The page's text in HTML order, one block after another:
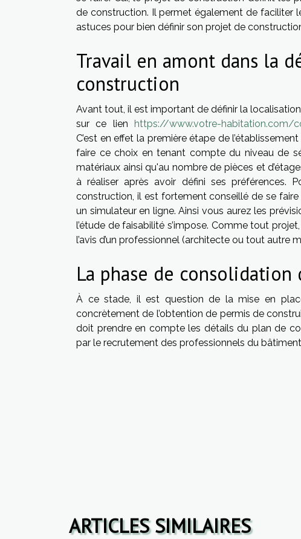
de construction. Il permet également de faciliter
astuces pour bien définir son projet de
Travail en amont dans la
construction
Avant tout, il est important de définir la
sur ce lien https://www.votre-habitation.com/
C’est en effet la première étape de
faire ce choix en tenant compte du niveau de
matériaux ainsi qu'au nombre de pièces et
à réaliser après avoir défini ses préférences.
construction, il est fortement conseillé de se
un simulateur en ligne. Ainsi vous aurez les
l’étude de faisabilité s’impose. Comme tout
l’avis d’un professionnel (architecte ou tout autre
La phase de
À ce stade, il est question de la mise en
concrètement de l’obtention de permis de
doit prendre en compte les détails du plan de
par le recrutement des professionnels du
ARTICLES SIMILAIRES